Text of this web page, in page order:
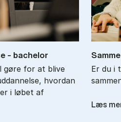
- ba­chel­or
gøre for at blive
hvordan
i løbet af
Er du i
Læs